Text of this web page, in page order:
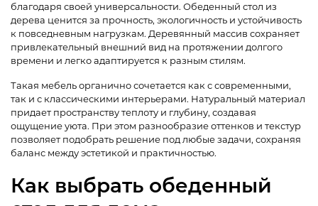
благодаря своей универсальности. Обеденный стол из
дерева ценится за прочность, экологичность и устойчивость
к повседневным нагрузкам. Деревянный массив сохраняет
привлекательный внешний вид на протяжении долгого
времени и легко адаптируется к разным стилям.
Такая мебель органично сочетается как с современными,
так и с классическими интерьерами. Натуральный материал
придает пространству теплоту и глубину, создавая
ощущение уюта. При этом разнообразие оттенков и текстур
позволяет подобрать решение под любые задачи, сохраняя
баланс между эстетикой и практичностью.
Как выбрать обеденный